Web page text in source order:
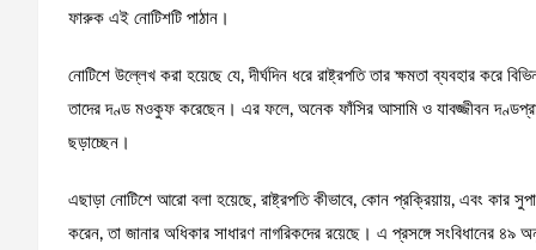
ফারুক এই নোটিশটি পাঠান।
নোটিশে উল্লেখ করা হয়েছে যে, দীর্ঘদিন ধরে রাষ্ট্রপতি তার ক্ষমতা ব্যবহার করে
তাদের দণ্ড মওকুফ করেছেন। এর ফলে, অনেক ফাঁসির আসামি ও যাবজ্জীবন
ছড়াচ্ছেন।
এছাড়া নোটিশে আরো বলা হয়েছে, রাষ্ট্রপতি কীভাবে, কোন প্রক্রিয়ায়, এবং কার
করেন, তা জানার অধিকার সাধারণ নাগরিকদের রয়েছে। এ প্রসঙ্গে সংবিধানের ৪৯